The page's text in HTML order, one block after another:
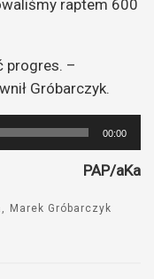
raptem 600
progres. –
Gróbarczyk.
00:00
PAP/aKa
Marek Gróbarczyk